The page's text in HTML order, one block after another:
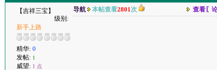
【吉祥三宝】
级别:
新手上路
精华: 0
发帖: 1
威望: 1 点
导航 本帖查看2801次 查看〖